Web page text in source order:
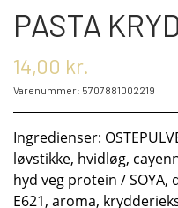
PASTA
14,00 kr.
Varenummer: 5707881002219
Ingredienser:
løvstikke, hvidløg,
hyd veg protein /
E621, aroma,